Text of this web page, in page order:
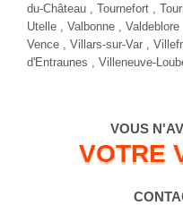
du-Château , Tournefort ,
Utelle , Valbonne ,
Vence , Villars-sur-Var ,
d'Entraunes , Villeneuve-
VOUS
VOTRE